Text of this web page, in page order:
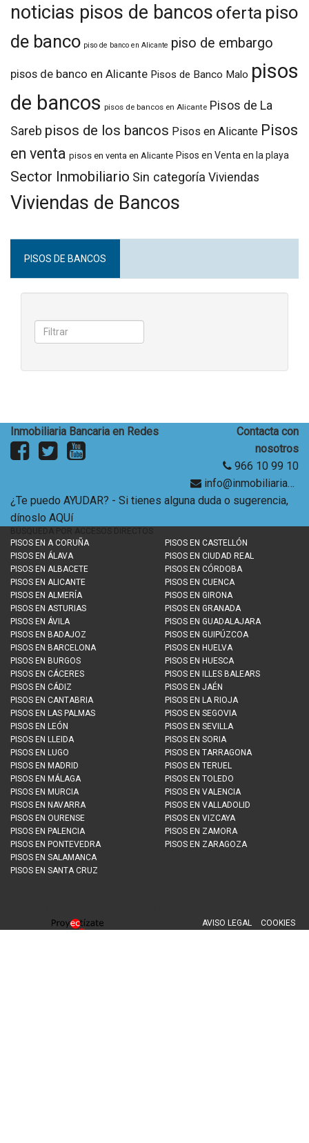
noticias pisos de bancos oferta piso
de banco piso de banco en Alicante piso de embargo
pisos de banco en Alicante Pisos de Banco Malo pisos
de bancos pisos de bancos en Alicante Pisos de La
Sareb pisos de los bancos Pisos en Alicante Pisos
en venta pisos en venta en Alicante Pisos en Venta en la playa
Sector Inmobiliario Sin categoría Viviendas
Viviendas de Bancos
PISOS DE BANCOS
Inmobiliaria Bancaria en Redes
Contacta con
nosotros
966 10 99 10
info@inmobiliariabancaria.com
¿Te puedo AYUDAR? - Si tienes alguna duda o sugerencia,
dínoslo AQUí
PISOS EN A CORUÑA
PISOS EN ÁLAVA
PISOS EN ALBACETE
PISOS EN ALICANTE
PISOS EN ALMERÍA
PISOS EN ASTURIAS
PISOS EN ÁVILA
PISOS EN BADAJOZ
PISOS EN BARCELONA
PISOS EN BURGOS
PISOS EN CÁCERES
PISOS EN CÁDIZ
PISOS EN CANTABRIA
PISOS EN CASTELLÓN
PISOS EN CIUDAD REAL
PISOS EN CÓRDOBA
PISOS EN CUENCA
PISOS EN GIRONA
PISOS EN GRANADA
PISOS EN GUADALAJARA
PISOS EN GUIPÚZCOA
PISOS EN HUELVA
PISOS EN HUESCA
PISOS EN
ILLES BALEARS
PISOS EN JAÉN
PISOS EN LA RIOJA
PISOS EN LAS PALMAS
PISOS EN LEÓN
PISOS EN LLEIDA
PISOS EN LUGO
PISOS EN MADRID
PISOS EN MÁLAGA
PISOS EN MURCIA
PISOS EN NAVARRA
PISOS EN OURENSE
PISOS EN PALENCIA
PISOS EN PONTEVEDRA
PISOS EN SALAMANCA
PISOS EN SANTA CRUZ
PISOS EN SEGOVIA
PISOS EN SEVILLA
PISOS EN SORIA
PISOS EN TARRAGONA
PISOS EN TERUEL
PISOS EN TOLEDO
PISOS EN VALENCIA
PISOS EN VALLADOLID
PISOS EN VIZCAYA
PISOS EN ZAMORA
PISOS EN ZARAGOZA
AVISO LEGAL
COOKIES